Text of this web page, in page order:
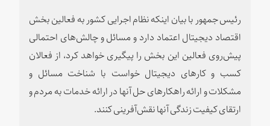
رئیس جمهور با بیان اینکه نظام اجرایی کشور به فعالین بخش
اقتصاد دیجیتال اعتماد دارد و مسائل و چالش‌های احتمالی
پیش‌روی فعالین این بخش را پیگیری خواهد کرد، از فعالان
کسب و کارهای دیجیتال خواست با شناخت مسائل و
مشکلات و ارائه راهکارهای حل آنها در ارائه خدمات به مردم و
ارتقای کیفیت زندگی آنها نقش‌آفرینی کنند.